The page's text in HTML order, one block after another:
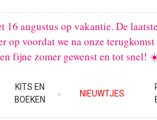
augustus op vakantie. De
op voordat we na onze
fijne zomer gewenst en tot snel!
KITS EN
BOEKEN
NIEUWTJES